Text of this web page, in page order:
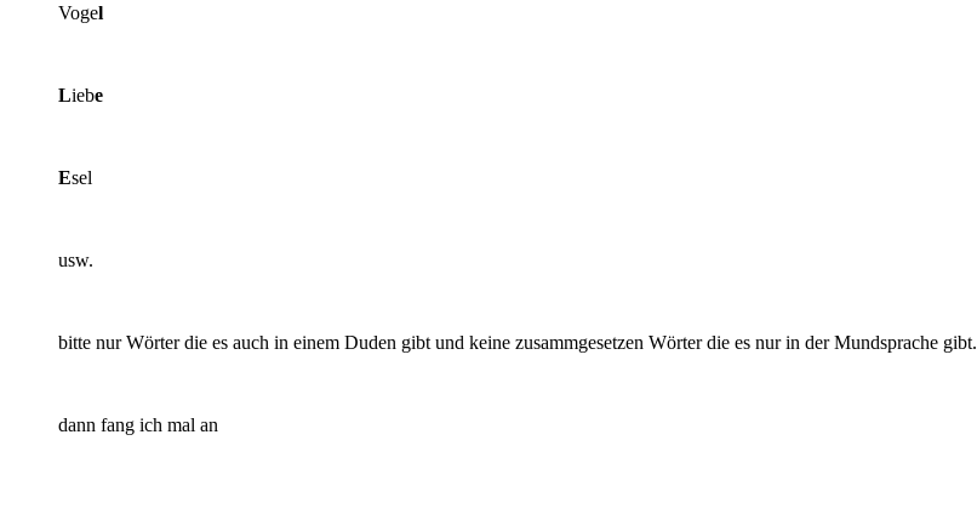
Vogel
Liebe
Esel
usw.
bitte nur Wörter die es auch in einem Duden gibt und keine zusammgesetzen Wörter die es nur in der Mundsprache gibt.
dann fang ich mal an